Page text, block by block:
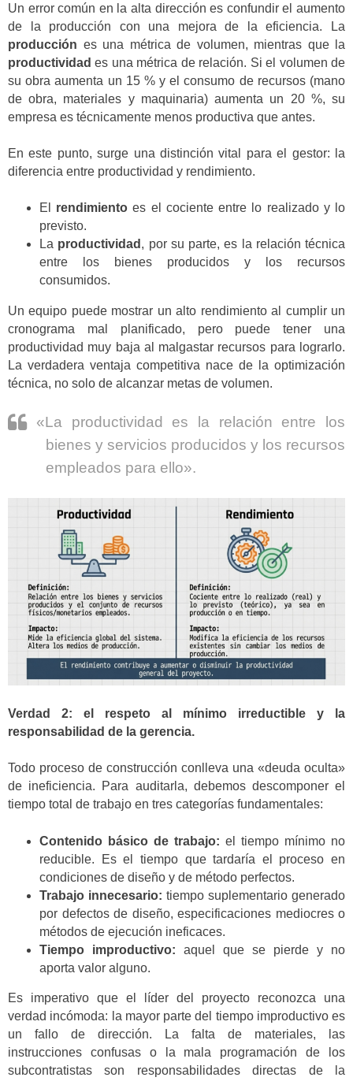
Un error común en la alta dirección es confundir el aumento
de la producción con una mejora de la eficiencia. La
producción es una métrica de volumen, mientras que la
productividad es una métrica de relación. Si el volumen de
su obra aumenta un 15 % y el consumo de recursos (mano
de obra, materiales y maquinaria) aumenta un 20 %, su
empresa es técnicamente menos productiva que antes.
En este punto, surge una distinción vital para el gestor: la
diferencia entre productividad y rendimiento.
El rendimiento es el cociente entre lo realizado y lo
previsto.
La productividad , por su parte, es la relación técnica
entre los bienes producidos y los recursos
consumidos.
Un equipo puede mostrar un alto rendimiento al cumplir un
cronograma mal planificado, pero puede tener una
productividad muy baja al malgastar recursos para lograrlo.
La verdadera ventaja competitiva nace de la optimización
técnica, no solo de alcanzar metas de volumen.
«La productividad es la relación entre los
bienes y servicios producidos y los recursos
empleados para ello».
Verdad 2: el respeto al mínimo irreductible y la
responsabilidad de la gerencia.
Todo proceso de construcción conlleva una «deuda oculta»
de ineficiencia. Para auditarla, debemos descomponer el
tiempo total de trabajo en tres categorías fundamentales:
Contenido básico de trabajo: el tiempo mínimo no
reducible. Es el tiempo que tardaría el proceso en
condiciones de diseño y de método perfectos.
Trabajo innecesario: tiempo suplementario generado
por defectos de diseño, especificaciones mediocres o
métodos de ejecución ineficaces.
Tiempo improductivo: aquel que se pierde y no
aporta valor alguno.
Es imperativo que el líder del proyecto reconozca una
verdad incómoda: la mayor parte del tiempo improductivo es
un fallo de dirección. La falta de materiales, las
instrucciones confusas o la mala programación de los
subcontratistas son responsabilidades directas de la